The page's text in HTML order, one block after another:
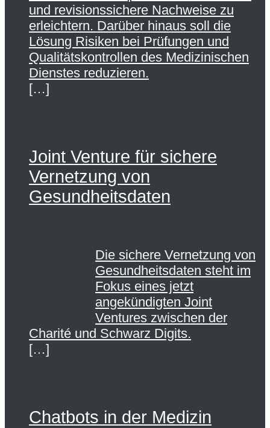
und revisionssichere Nachweise zu
erleichtern. Darüber hinaus soll die
Lösung Risiken bei Prüfungen und
Qualitätskontrollen des Medizinischen
Dienstes reduzieren.
[…]
Joint Venture für sichere
Vernetzung von
Gesundheitsdaten
Die sichere Vernetzung von
Gesundheitsdaten steht im
Fokus eines jetzt
angekündigten Joint
Ventures zwischen der
Charité und Schwarz Digits.
[…]
Chatbots in der Medizin